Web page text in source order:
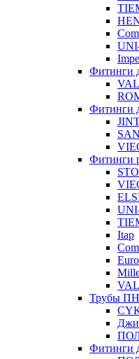
Фитинги
Фитинги
Фитинги
Itap
Трубы
Фитинги